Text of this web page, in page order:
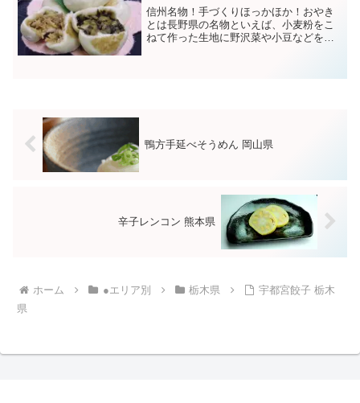
信州名物！手づくりほっかほか！おやき
とは長野県の名物といえば、小麦粉をこ
ねて作った生地に野沢菜や小豆などを入
鴨方手延べそうめん 岡山県
辛子レンコン 熊本県
ホーム ●エリア別 栃木県
宇都宮餃子 栃木
県